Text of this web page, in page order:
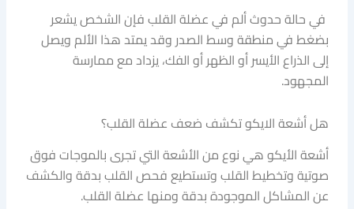
في حالة حدوث ألم في عضلة القلب فإن الشخص يشعر
بضغط في منطقة وسط الصدر وقد يمتد هذا الألم ويصل
إلى الذراع الأيسر أو الظهر أو الفك، يزداد مع ممارسة
المجهود.
هل أشعة الايكو تكشف ضعف عضلة القلب؟
أشعة الأيكو هي نوع من الأشعة التي تجرى بالموجات فوق
صوتية وتخطيط القلب وتستطيع فحص القلب بدقة والكشف
عن المشاكل الموجودة بدقة ومنها عضلة القلب.